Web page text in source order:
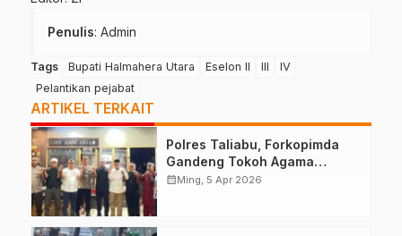
Penulis: Admin
Tags Bupati Halmahera Utara Eselon II III
IV
Pelantikan pejabat
ARTIKEL TERKAIT
Polres Taliabu, Forkopimda
Gandeng Tokoh Agama
Deklarasikan Damai
calendar_monthMing, 5 Apr 2026